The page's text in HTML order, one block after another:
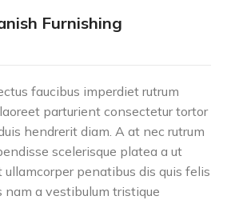
Furnishing
faucibus imperdiet rutrum
parturient consectetur tortor
hendrerit diam. A at nec rutrum
scelerisque platea a ut
penatibus dis quis felis
nam a vestibulum tristique